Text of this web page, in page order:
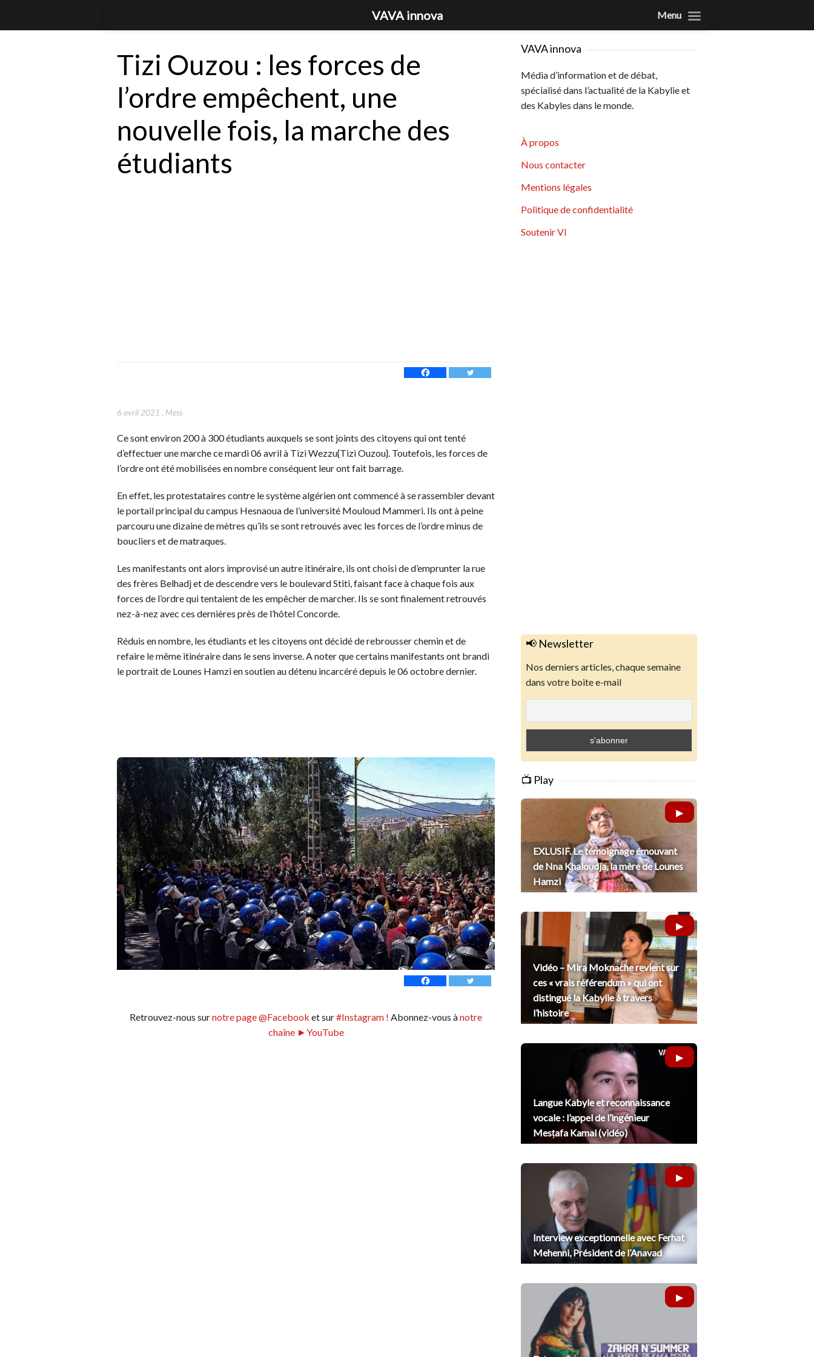
Tizi Ouzou : les forces de
l’ordre empêchent, une
nouvelle fois, la marche des
étudiants
6 avril 2021 , Mess
Ce sont environ 200 à 300 étudiants auxquels se sont joints des citoyens qui ont tenté
d’effectuer une marche ce mardi 06 avril à Tizi Wezzu{Tizi Ouzou}. Toutefois, les forces de
l’ordre ont été mobilisées en nombre conséquent leur ont fait barrage.
En effet, les protestataires contre le système algérien ont commencé à se rassembler devant
le portail principal du campus Hesnaoua de l’université Mouloud Mammeri. Ils ont à peine
parcouru une dizaine de mètres qu’ils se sont retrouvés avec les forces de l’ordre minus de
boucliers et de matraques.
Les manifestants ont alors improvisé un autre itinéraire, ils ont choisi de d’emprunter la rue
des frères Belhadj et de descendre vers le boulevard Stiti, faisant face à chaque fois aux
forces de l’ordre qui tentaient de les empêcher de marcher. Ils se sont finalement retrouvés
nez-à-nez avec ces dernières près de l’hôtel Concorde.
Réduis en nombre, les étudiants et les citoyens ont décidé de rebrousser chemin et de
refaire le même itinéraire dans le sens inverse. A noter que certains manifestants ont brandi
le portrait de Lounes Hamzi en soutien au détenu incarcéré depuis le 06 octobre dernier.
Retrouvez-nous surnotre page @Facebook et sur#Instagram ! Abonnez-vous ànotre
chaîne ►YouTube
VAVA innova
Média d’information et de débat,
spécialisé dans l’actualité de la Kabylie et
des Kabyles dans le monde.
À propos
Nous contacter
Mentions légales
Politique de confidentialité
Soutenir VI
📢 Newsletter
Nos derniers articles, chaque semaine
dans votre boite e-mail
📺 Play
EXLUSIF. Le témoignage émouvant
de Nna Khaloudja, la mère de Lounes
Hamzi
Vidéo – Mira Moknache revient sur
ces « vrais référendum » qui ont
distingué la Kabylie à travers
l’histoire
Langue Kabyle et reconnaissance
vocale : l’appel de l’ingénieur
Mesṭafa Kamal (vidéo)
Interview exceptionnelle avec Ferhat
Mehenni, Président de l’Anavad
VAVA innova Menu